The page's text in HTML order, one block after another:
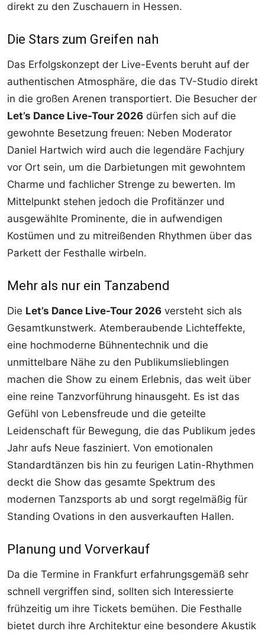
direkt zu den Zuschauern in Hessen.
Die Stars zum Greifen nah
Das Erfolgskonzept der Live-Events beruht auf der
authentischen Atmosphäre, die das TV-Studio direkt
in die großen Arenen transportiert. Die Besucher der
Let’s Dance Live-Tour 2026 dürfen sich auf die
gewohnte Besetzung freuen: Neben Moderator
Daniel Hartwich wird auch die legendäre Fachjury
vor Ort sein, um die Darbietungen mit gewohntem
Charme und fachlicher Strenge zu bewerten. Im
Mittelpunkt stehen jedoch die Profitänzer und
ausgewählte Prominente, die in aufwendigen
Kostümen und zu mitreißenden Rhythmen über das
Parkett der Festhalle wirbeln.
Mehr als nur ein Tanzabend
Die Let’s Dance Live-Tour 2026 versteht sich als
Gesamtkunstwerk. Atemberaubende Lichteffekte,
eine hochmoderne Bühnentechnik und die
unmittelbare Nähe zu den Publikumslieblingen
machen die Show zu einem Erlebnis, das weit über
eine reine Tanzvorführung hinausgeht. Es ist das
Gefühl von Lebensfreude und die geteilte
Leidenschaft für Bewegung, die das Publikum jedes
Jahr aufs Neue fasziniert. Von emotionalen
Standardtänzen bis hin zu feurigen Latin-Rhythmen
deckt die Show das gesamte Spektrum des
modernen Tanzsports ab und sorgt regelmäßig für
Standing Ovations in den ausverkauften Hallen.
Planung und Vorverkauf
Da die Termine in Frankfurt erfahrungsgemäß sehr
schnell vergriffen sind, sollten sich Interessierte
frühzeitig um ihre Tickets bemühen. Die Festhalle
bietet durch ihre Architektur eine besondere Akustik